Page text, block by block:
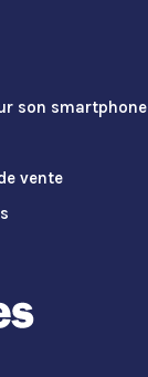
son smartphone
vente